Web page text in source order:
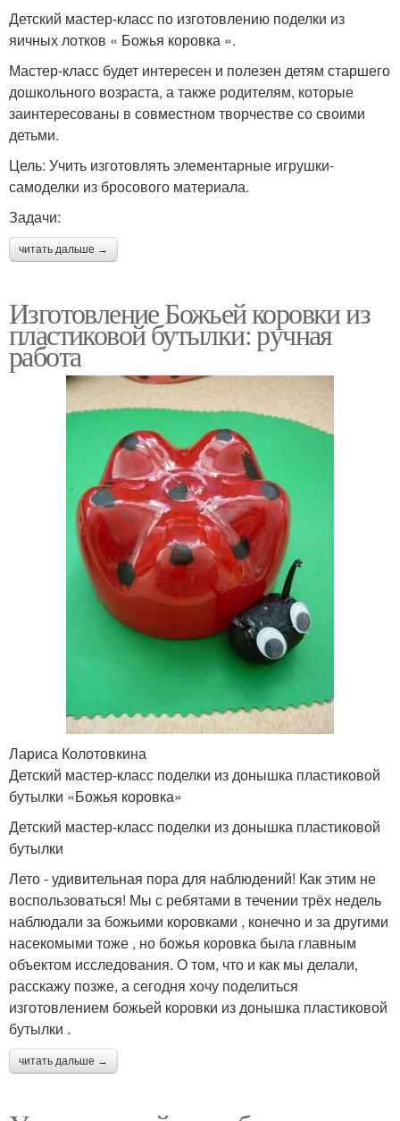
Детский мастер-класс по изготовлению поделки из
яичных лотков « Божья коровка ».
Мастер-класс будет интересен и полезен детям старшего
дошкольного возраста, а также родителям, которые
заинтересованы в совместном творчестве со своими
детьми.
Цель: Учить изготовлять элементарные игрушки-
самоделки из бросового материала.
Задачи:
читать дальше →
Изготовление Божьей коровки из
пластиковой бутылки: ручная
работа
Лариса Колотовкина
Детский мастер-класс поделки из донышка пластиковой
бутылки «Божья коровка»
Детский мастер-класс поделки из донышка пластиковой
бутылки
Лето - удивительная пора для наблюдений! Как этим не
воспользоваться! Мы с ребятами в течении трёх недель
наблюдали за божьими коровками , конечно и за другими
насекомыми тоже , но божья коровка была главным
объектом исследования. О том, что и как мы делали,
расскажу позже, а сегодня хочу поделиться
изготовлением божьей коровки из донышка пластиковой
бутылки .
читать дальше →